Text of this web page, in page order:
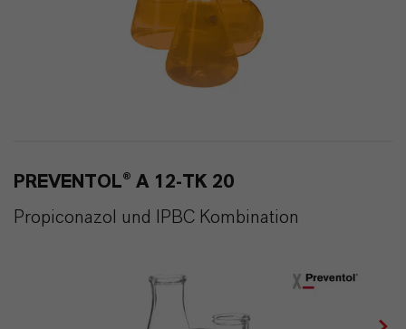
PREVENTOL® A 12-TK 20
Propiconazol und IPBC Kombination